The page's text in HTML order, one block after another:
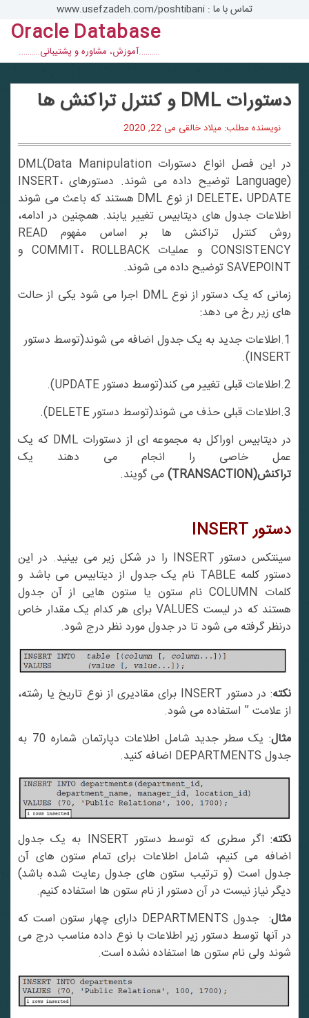
تماس با ما : www.usefzadeh.com/poshtibani
Oracle Database
……….آموزش، مشاوره و پشتیبانی……….
دستورات DML و کنترل تراکنش ها
نویسنده مطلب: میلاد خالقیمی 22, 2020
در این فصل انواع دستورات DML(Data Manipulation
Language) توضیح داده می شوند. دستورهای INSERT،
DELETE، UPDATE از نوع DML هستند که باعث می شوند
اطلاعات جدول های دیتابیس تغییر یابند. همچنین در ادامه،
روش کنترل تراکنش ها بر اساس مفهوم READ
CONSISTENCY و عملیات COMMIT، ROLLBACK و
SAVEPOINT توضیح داده می شوند.
زمانی که یک دستور از نوع DML اجرا می شود یکی از حالت
های زیر رخ می دهد:
1.اطلاعات جدید به یک جدول اضافه می شوند(توسط دستور
INSERT).
در دیتابیس اوراکل به مجموعه ای از دستورات DML که یک
عمل خاصی را انجام می دهند یک
تراکنش(TRANSACTION
)می گویند.
دستورINSERT
سینتکس دستور INSERT را در شکل زیر می بینید. در این
دستور کلمه TABLE نام یک جدول از دیتابیس می باشد و
کلمات COLUMN نام ستون یا ستون هایی از آن جدول
هستند که در لیست VALUES برای هر کدام یک مقدار خاص
درنظر گرفته می شود تا در جدول مورد نظر درج شود.
نکته
: در دستور INSERT برای مقادیری از نوع تاریخ یا رشته،
از علامت ” استفاده می شود.
مثال
: یک سطر جدید شامل اطلاعات دپارتمان شماره 70 به
جدول DEPARTMENTS اضافه کنید.
نکته
: اگر سطری که توسط دستور INSERT به یک جدول
اضافه می کنیم، شامل اطلاعات برای تمام ستون های آن
جدول است (و ترتیب ستون های جدول رعایت شده باشد)
دیگر نیاز نیست در آن دستور از نام ستون ها استفاده کنیم.
مثال
: جدول DEPARTMENTS دارای چهار ستون است که
در آنها توسط دستور زیر اطلاعات با نوع داده مناسب درج می
شوند ولی نام ستون ها استفاده نشده است.